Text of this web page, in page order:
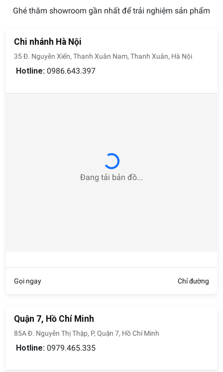
Ghé thăm showroom gần nhất để trải nghiệm sản phẩm
Chi nhánh Hà Nội
35 Đ. Nguyễn Xiển, Thanh Xuân Nam, Thanh Xuân, Hà Nội
Hotline: 0986.643.397
Loading...
Đang tải bản đồ...
Gọi ngay Chỉ đường
Quận 7, Hồ Chí Minh
85A Đ. Nguyễn Thị Thập, P, Quận 7, Hồ Chí Minh
Hotline: 0979.465.335